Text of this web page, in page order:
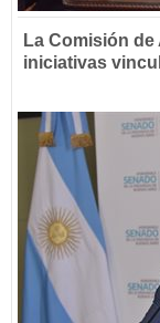
La Comisión
iniciativas